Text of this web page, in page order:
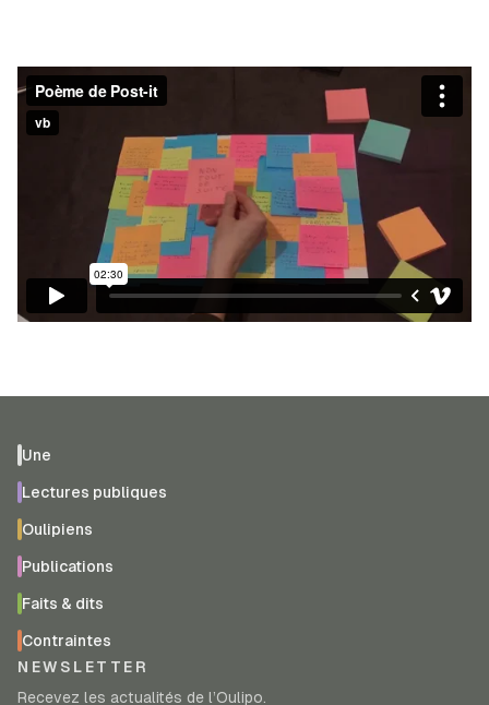
Une
Lectures publiques
Oulipiens
Publications
Faits & dits
Contraintes
NEWSLETTER
Recevez les actualités de l’Oulipo.